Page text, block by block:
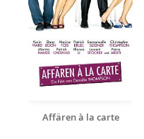
Affären à la carte